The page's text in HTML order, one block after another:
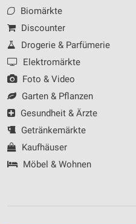
Biomärkte
Discounter
Drogerie & Parfümerie
Elektromärkte
Foto & Video
Garten & Pflanzen
Gesundheit & Ärzte
Getränkemärkte
Kaufhäuser
Möbel & Wohnen